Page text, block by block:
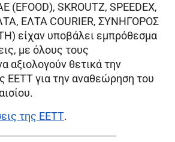
(ΕFOOD), SΚROUTZ, SPEEDEX,
ΕΛΤΑ COURIΕR, ΣΥΝΗΓΟΡΟΣ
είχαν υποβάλει εμπρόθεσμα
με όλους τους
αξιολογούν θετικά την
ΕΕΤΤ για την αναθεώρηση του
της ΕΕΤΤ.